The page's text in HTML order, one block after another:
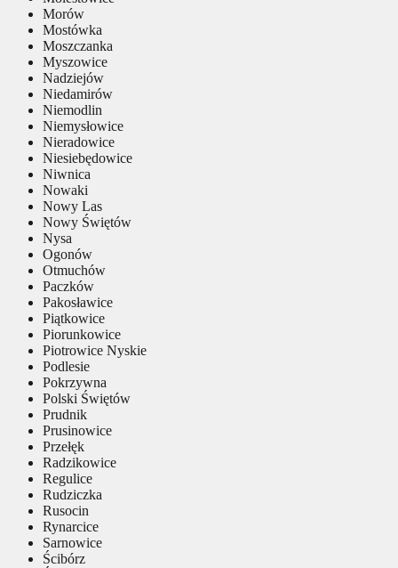
Morów
Mostówka
Moszczanka
Myszowice
Nadziejów
Niedamirów
Niemodlin
Niemysłowice
Nieradowice
Niesiebędowice
Niwnica
Nowaki
Nowy Las
Nowy Świętów
Nysa
Ogonów
Otmuchów
Paczków
Pakosławice
Piątkowice
Piorunkowice
Piotrowice Nyskie
Podlesie
Pokrzywna
Polski Świętów
Prudnik
Prusinowice
Przełęk
Radzikowice
Regulice
Rudziczka
Rusocin
Rynarcice
Sarnowice
Ścibórz